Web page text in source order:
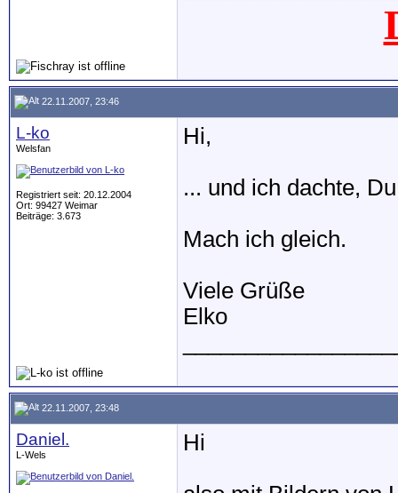
22.11.2007, 23:46
L-ko
Welsfan
Registriert seit: 20.12.2004
Ort: 99427 Weimar
Beiträge: 3.673
Hi,
... und ich dachte,
Mach ich gleich.
Viele Grüße
Elko
22.11.2007, 23:48
Daniel.
L-Wels Hi